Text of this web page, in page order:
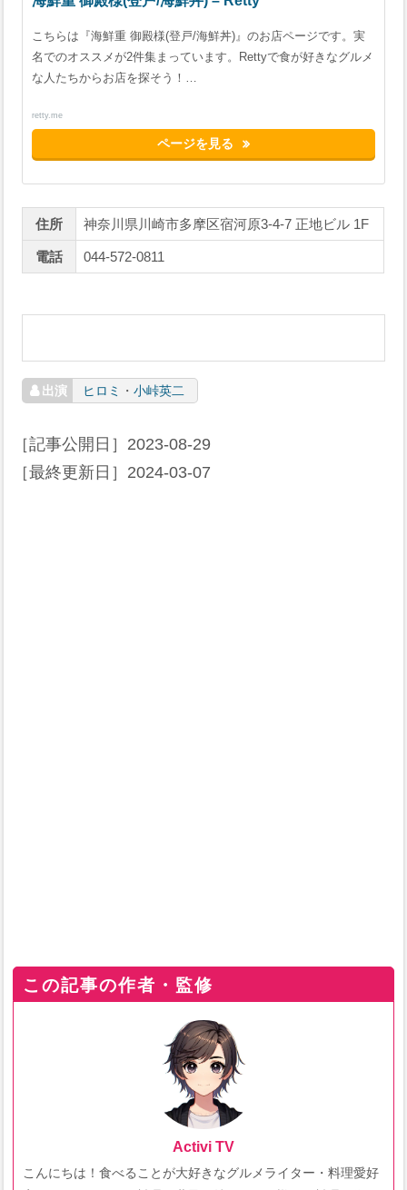
こちらは『海鮮重 御殿様(登戸/海鮮丼)』のお店ページです。実
名でのオススメが2件集まっています。Rettyで食が好きなグルメ
な人たちからお店を探そう！…
retty.me
ページを見る
住所 神奈川県川崎市多摩区宿河原3-4-7 正地ビル 1F
電話 044-572-0811
ヒロミ ・ 小峠英二
［記事公開日］ 2023-08-29
［最終更新日］ 2024-03-07
この記事の作者・監修
Activi TV
こんにちは！食べることが大好きなグルメライター・料理愛好